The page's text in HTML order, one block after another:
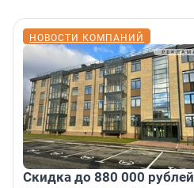
НОВОСТИ КОМПАНИЙ
Скидка до 880 000 рублей